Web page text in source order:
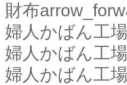
財布
婦人かばん工場
婦人かばん工場
婦人かばん工場